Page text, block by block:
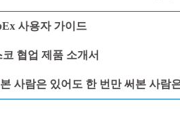
사용자 가이드
협업 제품 소개서
사람은 있어도 한 번만 써본 사람